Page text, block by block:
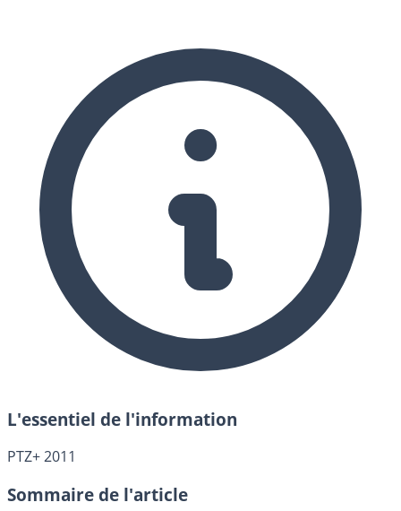
L'essentiel de l'information
PTZ+ 2011
Sommaire de l'article